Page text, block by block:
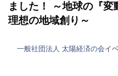
ました！ ～地球の『変
理想の地域創り～
一般社団法人 太陽経済の会イ